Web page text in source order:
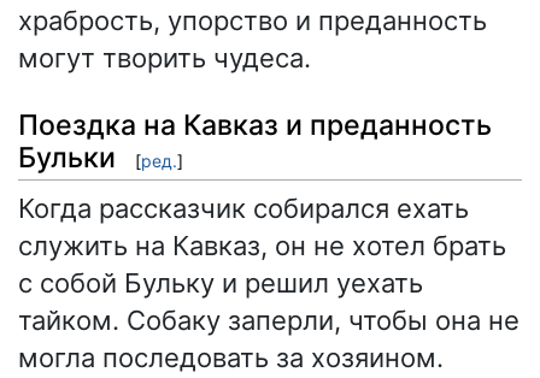
храбрость, упорство и преданность
могут творить чудеса.
Поездка на Кавказ и преданность
Бульки
[ред.]
Когда рассказчик собирался ехать
служить на Кавказ, он не хотел брать
с собой Бульку и решил уехать
тайком. Собаку заперли, чтобы она не
могла последовать за хозяином.